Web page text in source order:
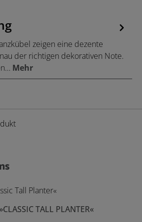
zeigen eine dezente
der richtigen dekorativen Note.
Mehr
TALL PLANTER«